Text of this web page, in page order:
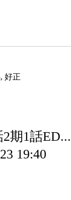
好正
2期1話
19:40